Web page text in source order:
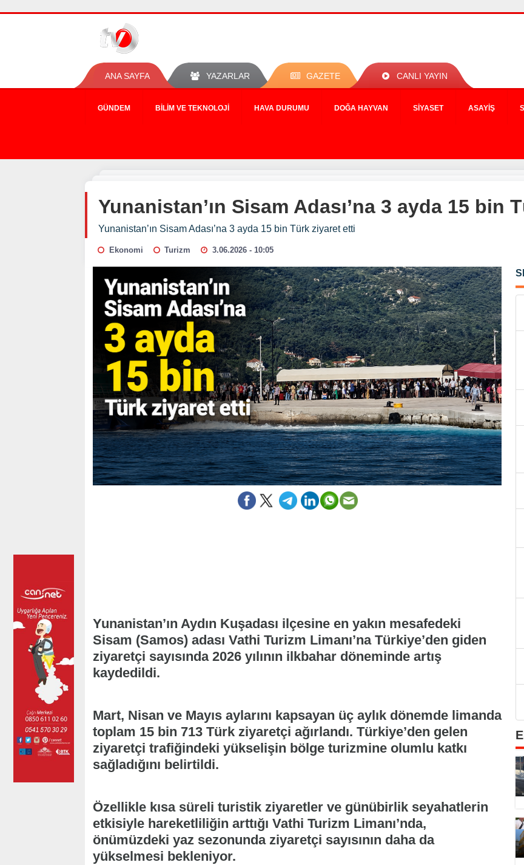
ANA SAYFA YAZARLAR GAZETE CANLI YAYIN
GÜNDEM BILIM VE TEKNOLOJI HAVA DURUMU DOĞA HAYVAN SIYASET ASAYIŞ
Yunanistan’ın Sisam Adası’na 3 ayda 15 bin
Yunanistan’ın Sisam Adası’na 3 ayda 15 bin Türk ziyaret etti
Ekonomi Turizm 3.06.2026 - 10:05
Yunanistan’ın Aydın Kuşadası ilçesine en yakın mesafedeki
Sisam (Samos) adası Vathi Turizm Limanı’na Türkiye’den giden
ziyaretçi sayısında 2026 yılının ilkbahar döneminde artış
kaydedildi.
Mart, Nisan ve Mayıs aylarını kapsayan üç aylık dönemde limanda
toplam 15 bin 713 Türk ziyaretçi ağırlandı. Türkiye’den gelen
ziyaretçi trafiğindeki yükselişin bölge turizmine olumlu katkı
sağladığını belirtildi.
Özellikle kısa süreli turistik ziyaretler ve günübirlik seyahatlerin
etkisiyle hareketliliğin arttığı Vathi Turizm Limanı’nda,
önümüzdeki yaz sezonunda ziyaretçi sayısının daha da
yükselmesi bekleniyor.